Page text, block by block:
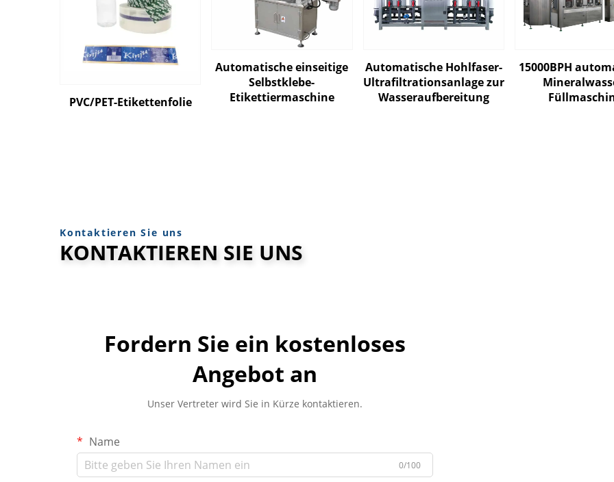
PVC/PET-Etikettenfolie
Automatische einseitige
Selbstklebe-
Etikettiermaschine
Automatische Hohlfaser-
Ultrafiltrationsanlage zur
Wasseraufbereitung
15000BPH
Kontaktieren Sie uns
KONTAKTIEREN SIE UNS
Fordern Sie ein kostenloses
Angebot an
Unser Vertreter wird Sie in Kürze kontaktieren.
Name
0/100